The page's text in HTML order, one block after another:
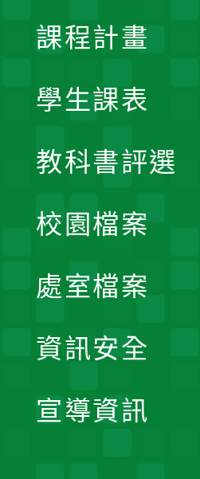
課程計畫
學生課表
教科書評選
校園檔案
處室檔案
資訊安全
宣導資訊